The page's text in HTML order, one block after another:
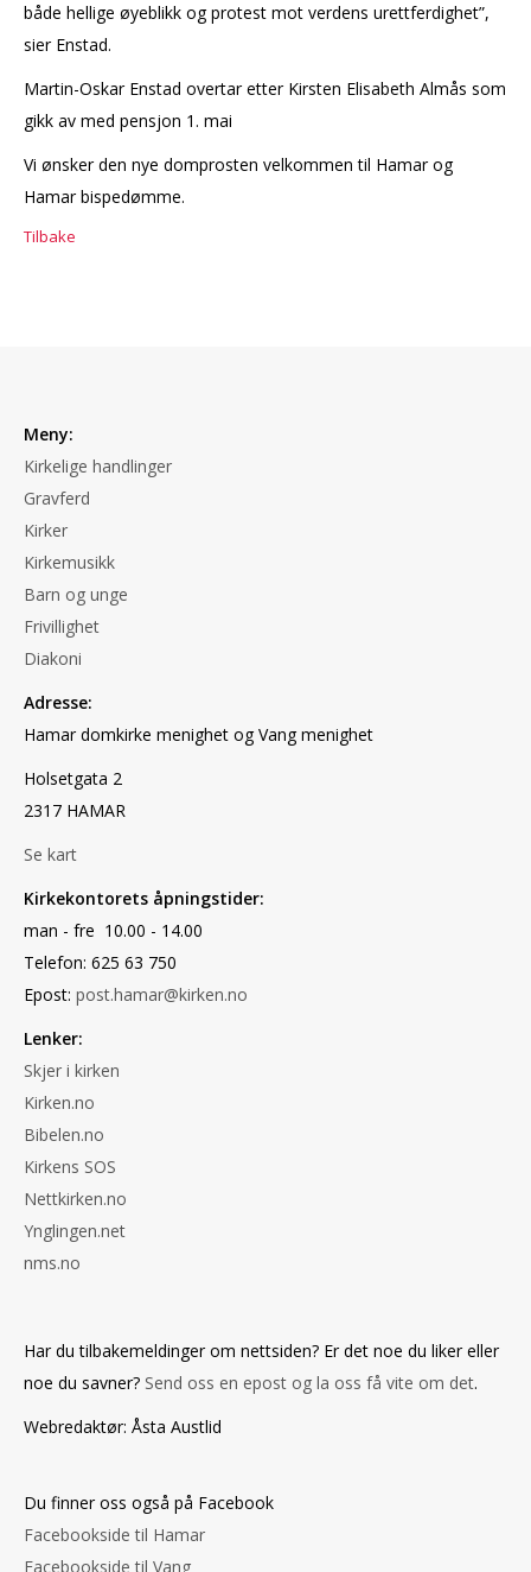
både hellige øyeblikk og protest mot verdens urettferdighet”,
sier Enstad.
Martin-Oskar Enstad overtar etter Kirsten Elisabeth Almås som
gikk av med pensjon 1. mai
Vi ønsker den nye domprosten velkommen til Hamar og
Hamar bispedømme.
Tilbake
Meny:
Kirkelige handlinger
Gravferd
Kirker
Kirkemusikk
Barn og unge
Frivillighet
Diakoni
Adresse:
Hamar domkirke menighet og Vang menighet
Holsetgata 2
2317 HAMAR
Se kart
Kirkekontorets åpningstider:
man - fre 10.00 - 14.00
Telefon: 625 63 750
Epost: post.hamar@kirken.no
Lenker:
Skjer i kirken
Kirken.no
Bibelen.no
Kirkens SOS
Nettkirken.no
Ynglingen.net
nms.no
Har du tilbakemeldinger om nettsiden? Er det noe du liker eller
noe du savner? Send oss en epost og la oss få vite om det.
Webredaktør: Åsta Austlid
Du finner oss også på Facebook
Facebookside til Hamar
Facebookside til Vang